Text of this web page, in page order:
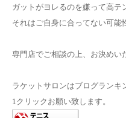
ガットがヨレるのを嫌って高テ
それはご自身に合ってない可能
専門店でご相談の上、お決めい
ラケットサロンはブログランキ
1クリックお願い致します。